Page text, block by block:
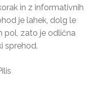
in z informativnih
je lahek, dolg le
pol, zato je odlična
sprehod.